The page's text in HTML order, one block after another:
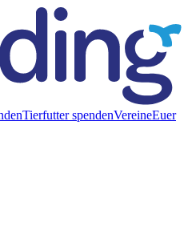
Tierfutter spendenVereineEuer